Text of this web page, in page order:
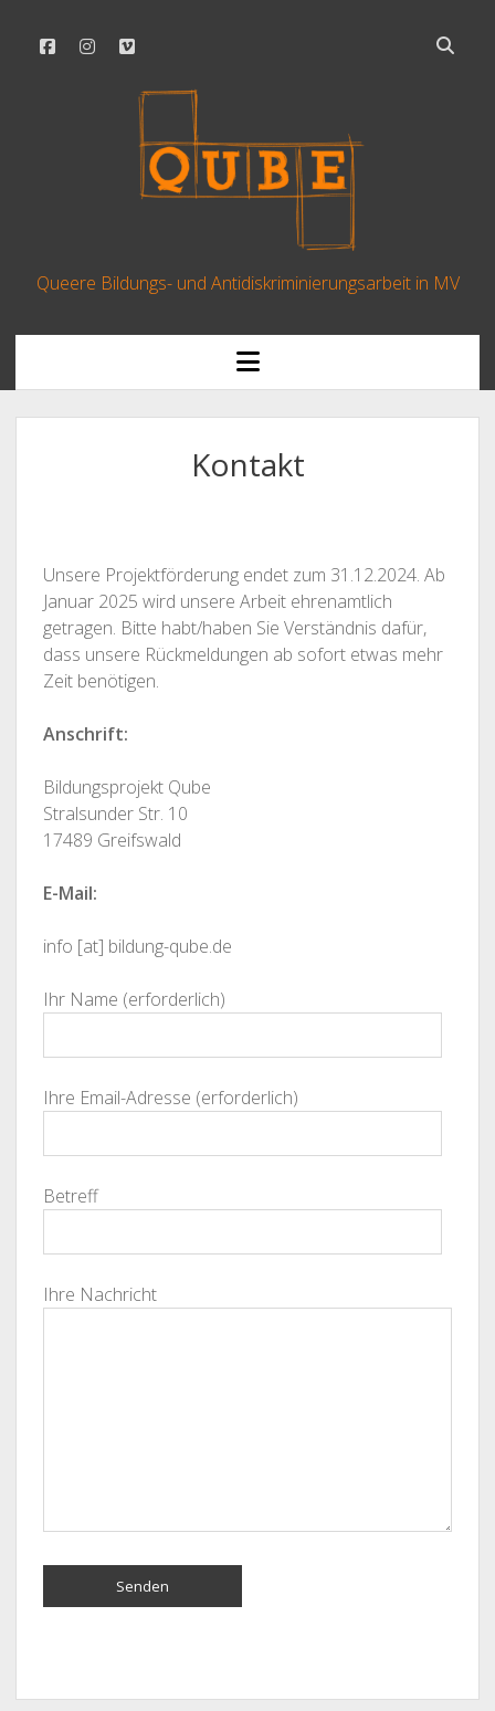
Queere Bildungs- und Antidiskriminierungsarbeit in MV
Kontakt
Unsere Projektförderung endet zum 31.12.2024. Ab
Januar 2025 wird unsere Arbeit ehrenamtlich
getragen. Bitte habt/haben Sie Verständnis dafür,
dass unsere Rückmeldungen ab sofort etwas mehr
Zeit benötigen.
Anschrift:
Bildungsprojekt Qube
Stralsunder Str. 10
17489 Greifswald
E-⁠Mail:
info [at] bildung-⁠qube.de
Ihr Name (erforderlich)
Ihre Email-Adresse (erforderlich)
Betreff
Ihre Nachricht